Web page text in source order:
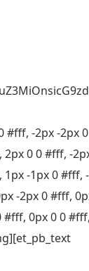
-2px -2px 0
0 0 #fff, -
-1px 0 #fff,
-2px 0 #fff,
#fff, 0px 0 0